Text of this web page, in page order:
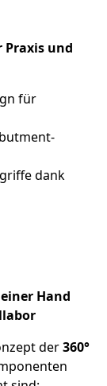
Praxis und
für
dank
Hand
der360°